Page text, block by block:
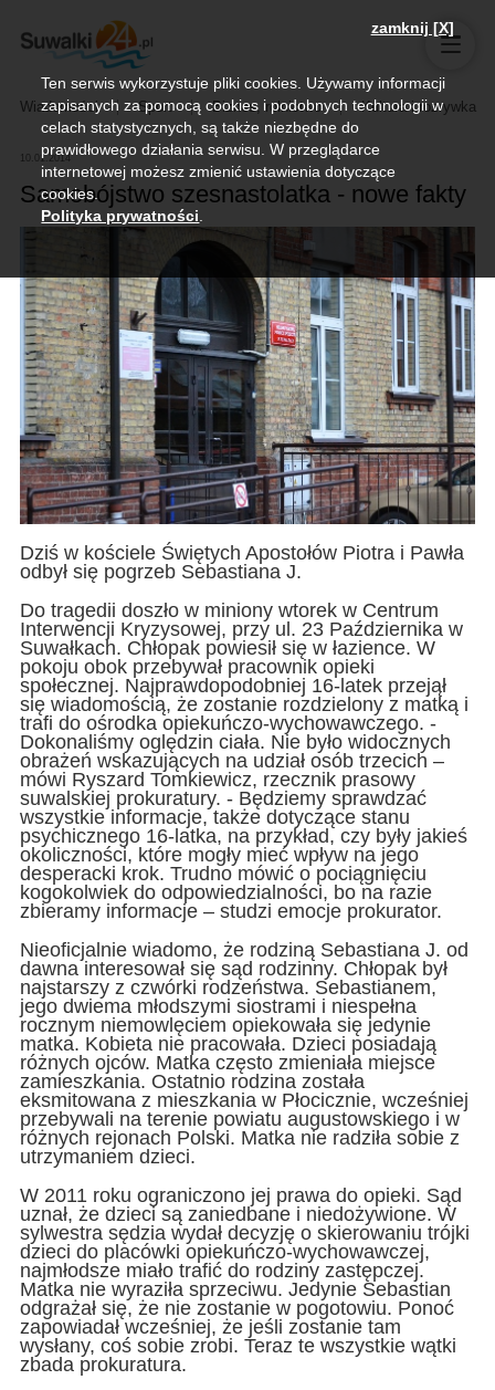
Wiadomości Sport Biznes, rolnictwo Kultura i rozrywka
10.01.2014
Samobójstwo szesnastolatka - nowe fakty
Dziś w kościele Świętych Apostołów Piotra i Pawła
odbył się pogrzeb Sebastiana J.
Do tragedii doszło w miniony wtorek w Centrum
Interwencji Kryzysowej, przy ul. 23 Października w
Suwałkach. Chłopak powiesił się w łazience. W
pokoju obok przebywał pracownik opieki
społecznej. Najprawdopodobniej 16-latek przejął
się wiadomością, że zostanie rozdzielony z matką i
trafi do ośrodka opiekuńczo-wychowawczego. -
Dokonaliśmy oględzin ciała. Nie było widocznych
obrażeń wskazujących na udział osób trzecich –
mówi Ryszard Tomkiewicz, rzecznik prasowy
suwalskiej prokuratury. - Będziemy sprawdzać
wszystkie informacje, także dotyczące stanu
psychicznego 16-latka, na przykład, czy były jakieś
okoliczności, które mogły mieć wpływ na jego
desperacki krok. Trudno mówić o pociągnięciu
kogokolwiek do odpowiedzialności, bo na razie
zbieramy informacje – studzi emocje prokurator.
Nieoficjalnie wiadomo, że rodziną Sebastiana J. od
dawna interesował się sąd rodzinny. Chłopak był
najstarszy z czwórki rodzeństwa. Sebastianem,
jego dwiema młodszymi siostrami i niespełna
rocznym niemowlęciem opiekowała się jedynie
matka. Kobieta nie pracowała. Dzieci posiadają
różnych ojców. Matka często zmieniała miejsce
zamieszkania. Ostatnio rodzina została
eksmitowana z mieszkania w Płocicznie, wcześniej
przebywali na terenie powiatu augustowskiego i w
różnych rejonach Polski. Matka nie radziła sobie z
utrzymaniem dzieci.
W 2011 roku ograniczono jej prawa do opieki. Sąd
uznał, że dzieci są zaniedbane i niedożywione. W
sylwestra sędzia wydał decyzję o skierowaniu trójki
dzieci do placówki opiekuńczo-wychowawczej,
najmłodsze miało trafić do rodziny zastępczej.
Matka nie wyraziła sprzeciwu. Jedynie Sebastian
odgrażał się, że nie zostanie w pogotowiu. Ponoć
zapowiadał wcześniej, że jeśli zostanie tam
wysłany, coś sobie zrobi. Teraz te wszystkie wątki
zbada prokuratura.
zamknij [X]
Ten serwis wykorzystuje pliki cookies. Używamy informacji
zapisanych za pomocą cookies i podobnych technologii w
celach statystycznych, są także niezbędne do
prawidłowego działania serwisu. W przeglądarce
internetowej możesz zmienić ustawienia dotyczące
cookies.
Polityka prywatności